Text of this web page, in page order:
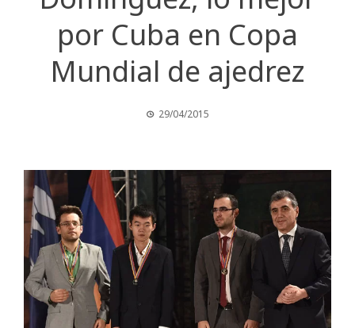
por Cuba en Copa
Mundial de ajedrez
29/04/2015